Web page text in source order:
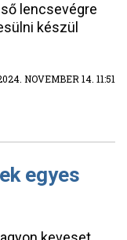
lencsevégre
készül
NOVEMBER 14. 11:51
egyes